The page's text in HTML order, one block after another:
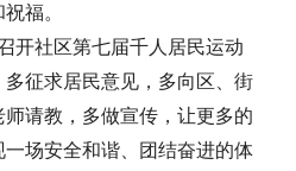
福。
开社区第七届千人居民运动
征求居民意见，多向区、街
请教，多做宣传，让更多的
场安全和谐、团结奋进的体